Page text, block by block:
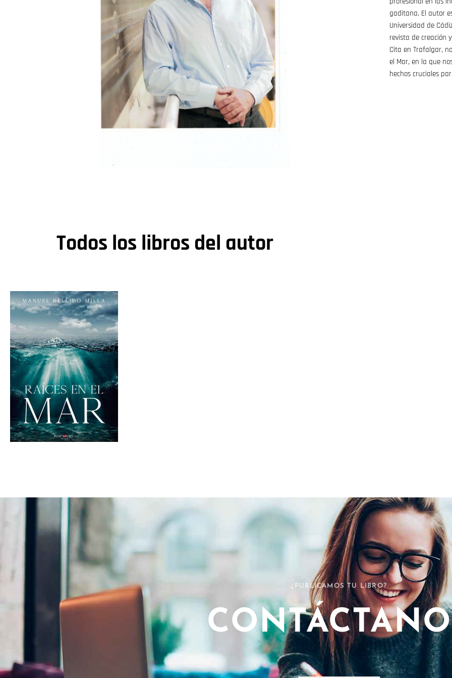
gaditana. El autor
Universidad de
revista de creación
Cita en Trafalgar,
el Mar, en la que
hechos cruciales
Todos los libros del autor
¿PUBLICAMOS TU LIBRO?